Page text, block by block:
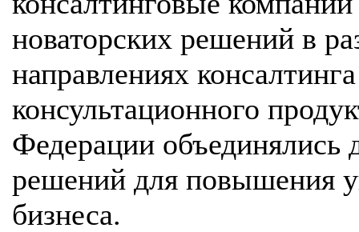
новаторских решений в
направлениях
консультационного
Федерации объединялись
решений для повышения
бизнеса.